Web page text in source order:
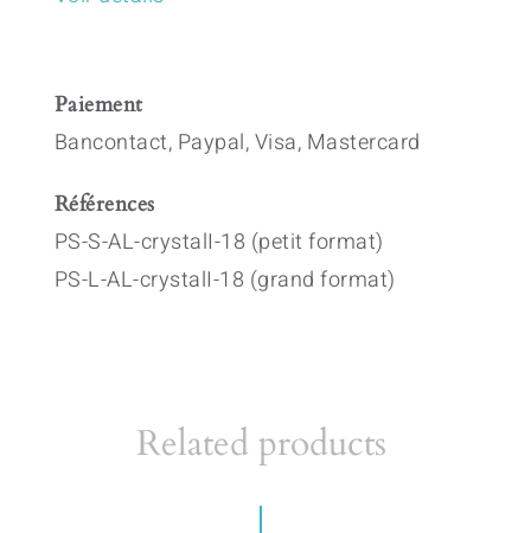
Paiement
Bancontact, Paypal, Visa, Mastercard
Références
PS-S-AL-crystalI-18 (petit format)
PS-L-AL-crystalI-18 (grand format)
Related products